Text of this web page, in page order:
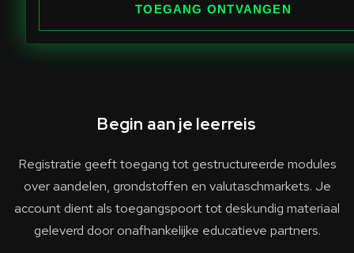
S
t
TOEGANG ONTVANGEN
Begin aan je leerreis
Registratie geeft toegang tot gestructureerde modules
over aandelen, grondstoffen en valutaschmarkets. Je
account dient als toegangspoort tot deskundig materiaal
geleverd door onafhankelijke educatieve partners.